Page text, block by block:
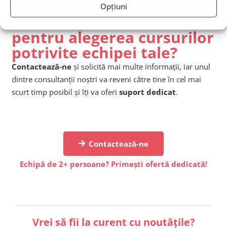
Opțiuni
Ai nevoie de îndrumare
pentru alegerea cursurilor
potrivite echipei tale?
Contactează-ne și solicită mai multe informații, iar unul
dintre consultanții noștri va reveni către tine în cel mai
scurt timp posibil și îți va oferi suport dedicat.
Contactează-ne
Echipă de 2+ persoane? Primești ofertă dedicată!
Vrei să fii la curent cu noutățile?